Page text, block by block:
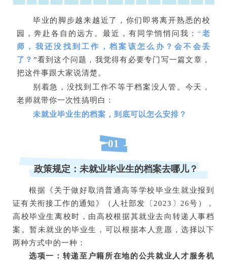
毕业的脚步越来越近了，你们即将离开熟悉的校
园，奔赴各自的远方。最近，有同学悄悄问我： “老
师，我还没找到工作，档案该怎么办？会不会丢
了？ ”看到这个问题，我觉得有必要专门写一篇文章，
把这件事跟大家说清楚。
别着急，没找到工作不等于档案没人管。今天，
老师就带你一次性搞明白：
未就业毕业生的档案，到底可以怎么安排？
01
政策规定：未就业毕业生的档案去哪儿？
根据《关于做好取消普通高等学校毕业生就业报到
证有关衔接工作的通知》（人社部发〔2023〕26号），
高校毕业生离校时，由高校根据其就业去向转递人事档
案。暂未就业的毕业生，可以根据本人意愿，选择以下
两种方式中的一种：
选项一：转递至户籍所在地的公共就业人才服务机